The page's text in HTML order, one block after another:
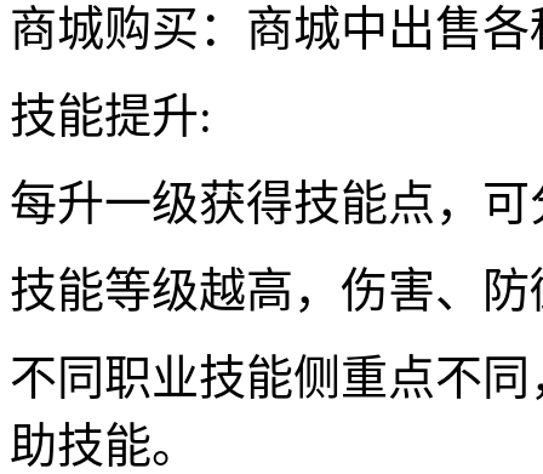
商城购买：商城中出售
技能提升:
每升一级获得技能点，
技能等级越高，伤害、
不同职业技能侧重点不
助技能。